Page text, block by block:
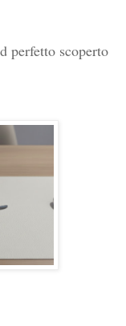
perfetto scoperto